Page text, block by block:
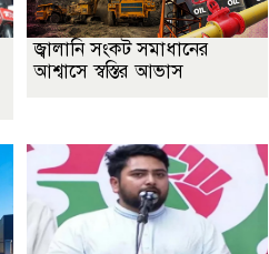
জ্বালানি সংকট সমাধানের
আশ্বাসে স্বস্তির আভাস